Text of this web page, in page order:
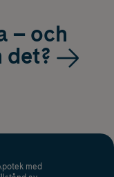
– och
det?
med